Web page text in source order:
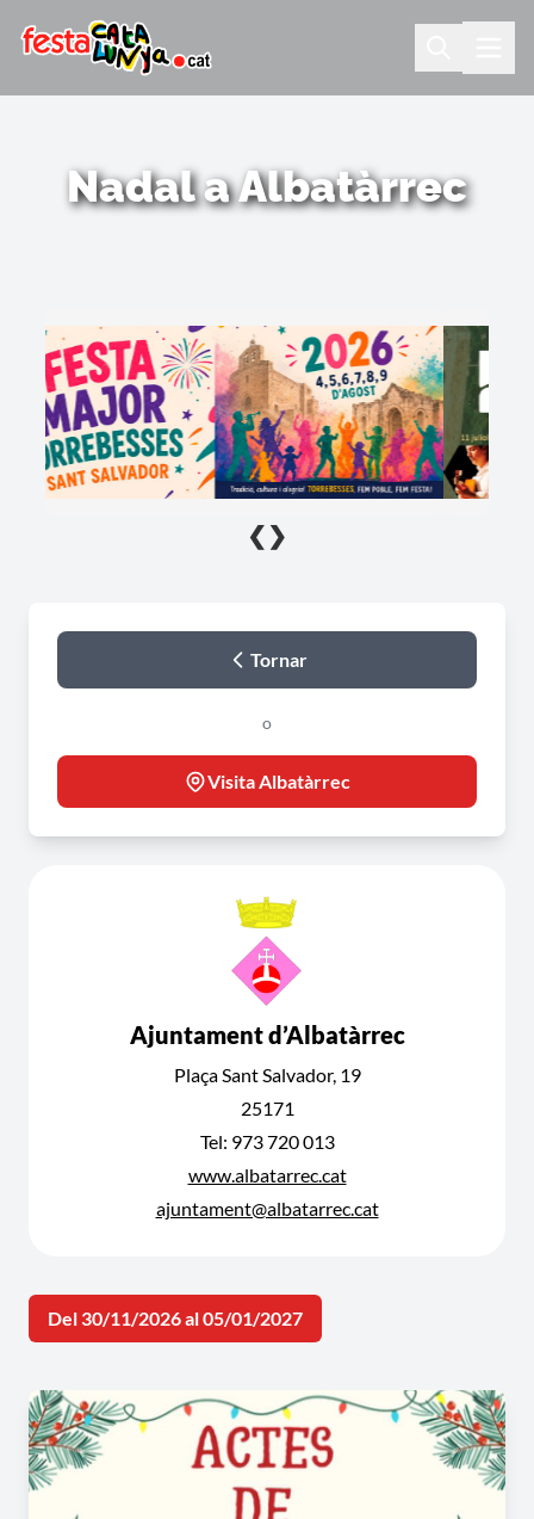
Nadal a Albatàrrec
❮ ❯
Tornar
o
Visita Albatàrrec
Ajuntament d’Albatàrrec
Plaça Sant Salvador, 19
25171
Tel: 973 720 013
www.albatarrec.cat
ajuntament@albatarrec.cat
Del 30/11/2026 al 05/01/2027